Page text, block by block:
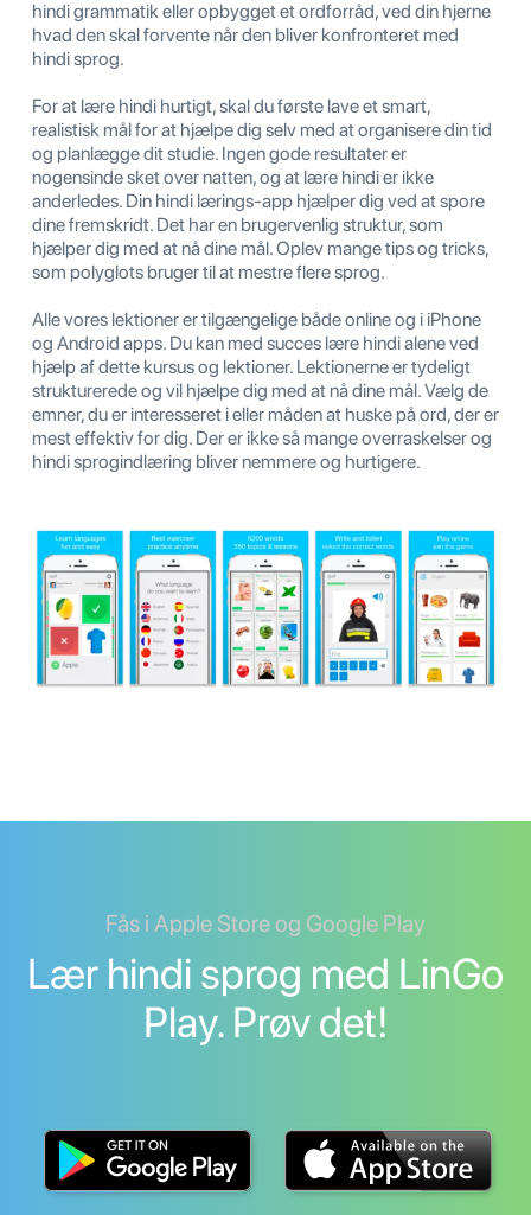
hindi grammatik eller opbygget et ordforråd, ved din hjerne
hvad den skal forvente når den bliver konfronteret med
hindi sprog.
For at lære hindi hurtigt, skal du første lave et smart,
realistisk mål for at hjælpe dig selv med at organisere din tid
og planlægge dit studie. Ingen gode resultater er
nogensinde sket over natten, og at lære hindi er ikke
anderledes. Din hindi lærings-app hjælper dig ved at spore
dine fremskridt. Det har en brugervenlig struktur, som
hjælper dig med at nå dine mål. Oplev mange tips og tricks,
som polyglots bruger til at mestre flere sprog.
Alle vores lektioner er tilgængelige både online og i iPhone
og Android apps. Du kan med succes lære hindi alene ved
hjælp af dette kursus og lektioner. Lektionerne er tydeligt
strukturerede og vil hjælpe dig med at nå dine mål. Vælg de
emner, du er interesseret i eller måden at huske på ord, der er
mest effektiv for dig. Der er ikke så mange overraskelser og
hindi sprogindlæring bliver nemmere og hurtigere.
Fås i Apple Store og Google Play
Lær hindi sprog med LinGo
Play. Prøv det!